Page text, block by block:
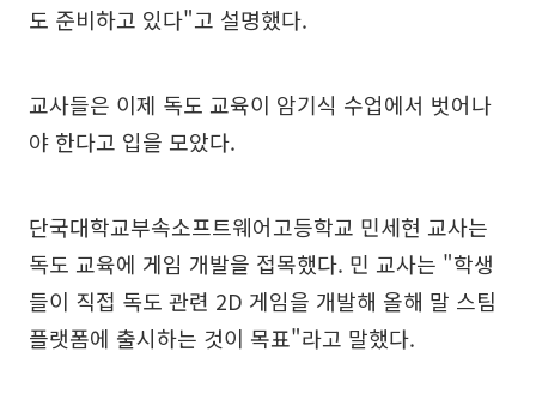
도 준비하고 있다"고 설명했다.
교사들은 이제 독도 교육이 암기식 수업에서 벗어나
야 한다고 입을 모았다.
단국대학교부속소프트웨어고등학교 민세현 교사는
독도 교육에 게임 개발을 접목했다. 민 교사는 "학생
들이 직접 독도 관련 2D 게임을 개발해 올해 말 스팀
플랫폼에 출시하는 것이 목표"라고 말했다.